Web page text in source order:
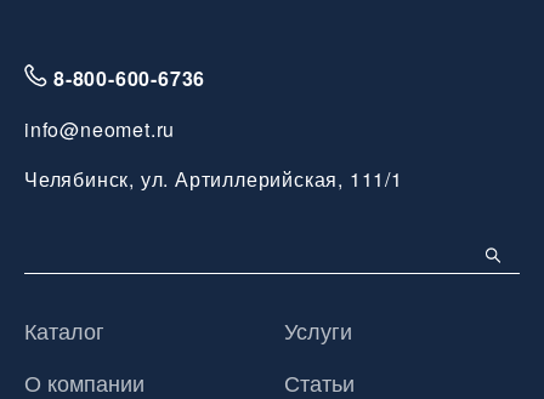
8-800-600-6736
info@neomet.ru
Челябинск, ул. Артиллерийская, 111/1
Каталог
Услуги
О компании
Статьи